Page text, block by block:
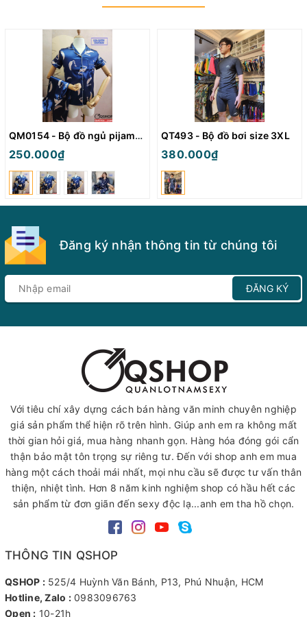
QM0154 - Bộ đồ ngủ pijama nữ
250.000₫
QT493 - Bộ đồ bơi size 3XL
380.000₫
Đăng ký nhận thông tin từ chúng tôi
ĐĂNG KÝ
Với tiêu chí xây dựng cách bán hàng văn minh chuyên nghiệp
giá sản phẩm thể hiện rõ trên hình. Giúp anh em ra không mất
thời gian hỏi giá, mua hàng nhanh gọn. Hàng hóa đóng gói cẩn
thận bảo mật tôn trọng sự riêng tư. Đến với shop anh em mua
hàng một cách thoải mái nhất, mọi nhu cầu sẽ được tư vấn thân
thiện, nhiệt tình. Hơn 8 năm kinh nghiệm shop có hầu hết các
sản phẩm từ đơn giãn đến sexy độc lạ...anh em tha hồ chọn.
THÔNG TIN QSHOP
QSHOP : 525/4 Huỳnh Văn Bánh, P13, Phú Nhuận, HCM
Hotline, Zalo : 0983096763
Open : 10-21h